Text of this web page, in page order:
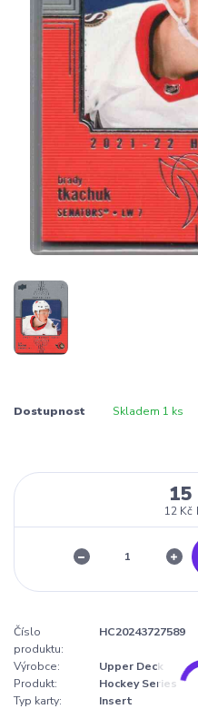
Dostupnost Skladem 1 ks
15
12 Kč
Číslo
produktu:
HC20243727589
Výrobce:
Upper Deck
Produkt:
Hockey Series
Typ karty:
Insert